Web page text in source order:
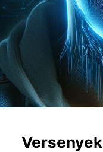
Versenyek